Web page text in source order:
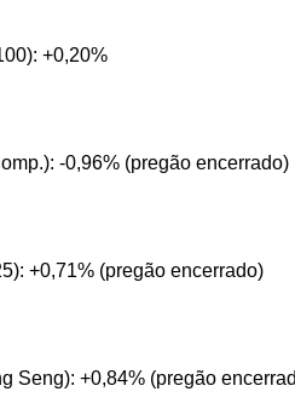
+0,20%
-0,96% (pregão encerrado)
+0,71% (pregão encerrado)
Seng): +0,84% (pregão